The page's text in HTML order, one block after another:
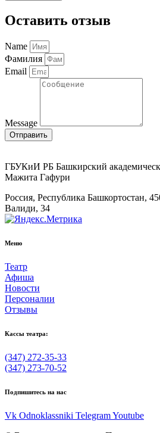
Оставить отзыв
Name
Фамилия
Email
Message
Отправить
ГБУКиИ РБ Башкирский
Мажита Гафури
Россия, Республика Башкортостан,
Валиди, 34
Меню
Театр
Афиша
Новости
Персоналии
Отзывы
Кассы театра:
(347) 272-35-33
(347) 273-70-52
Подпишитесь на нас
Vk Odnoklassniki TelegramYoutube